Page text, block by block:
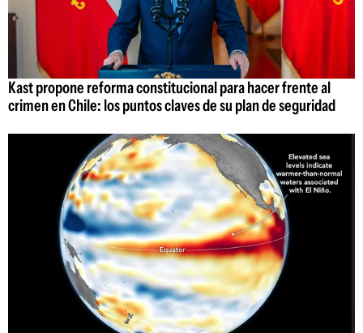
Kast propone reforma constitucional para hacer frente al
crimen en Chile: los puntos claves de su plan de seguridad